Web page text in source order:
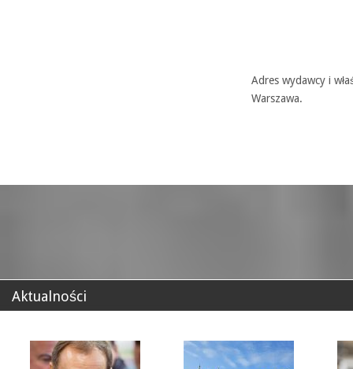
Adres wydawcy i
Warszawa.
Aktualności